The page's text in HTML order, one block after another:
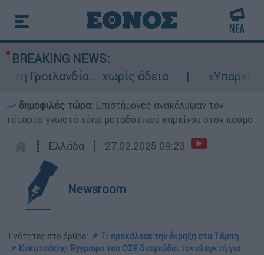
BREAKING NEWS:
χωρίς άδεια
«Υπάρχει
δημοφιλές τώρα: Επιστήμονες ανακάλυψαν τον
τέταρτο γνωστό τύπο μεταδοτικού καρκίνου στον κόσμο
┋ Ελλάδα ┋ 27.02.2025 09:23
Newsroom
Ενότητες στο άρθρο: 📌 Τι προκάλεσε την έκρηξη στα Τέμπη
📌 Κοκοτσάκης: Έγγραφο του ΟΣΕ διαψεύδει τον ελεγκτή για